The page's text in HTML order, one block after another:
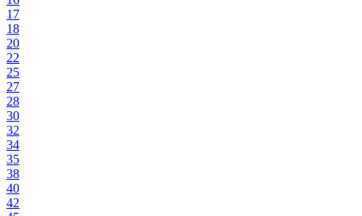
17
18
20
22
25
27
28
30
32
34
35
38
40
42